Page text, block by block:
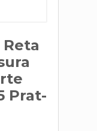
Prat-